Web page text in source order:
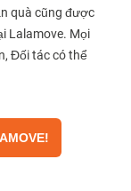
quà cũng được
Lalamove. Mọi
Đối tác có thể